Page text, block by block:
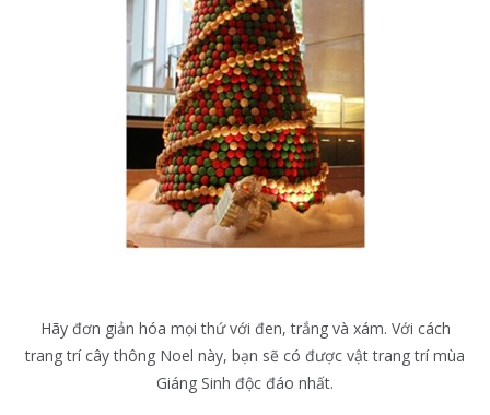
Hãy đơn giản hóa mọi thứ với đen, trắng và xám. Với cách
trang trí cây thông Noel này, bạn sẽ có được vật trang trí mùa
Giáng Sinh độc đáo nhất.